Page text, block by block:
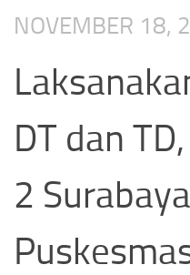
NOVEMBER 18,
DT dan
2